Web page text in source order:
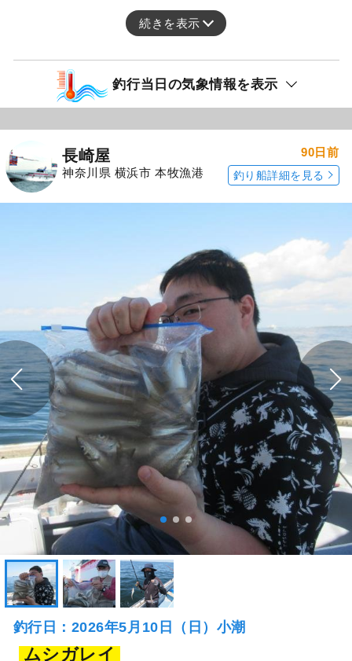
続きを表示
釣行当日の気象情報を表示
長崎屋
神奈川県 横浜市 本牧漁港
90日前
釣り船詳細を見る
釣行日：2026年5月10日（日）小潮
ムシガレイ